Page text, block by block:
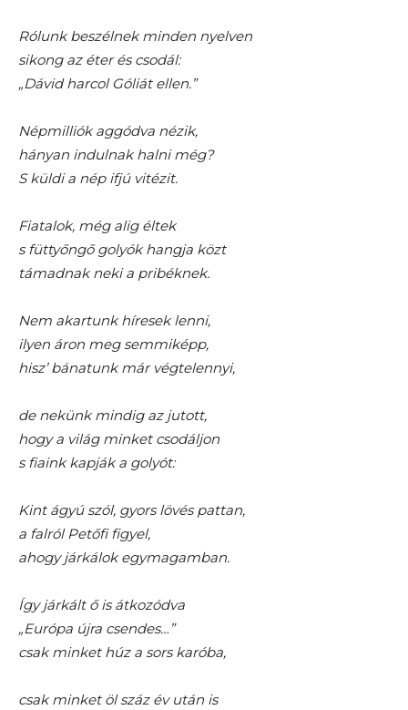
Rólunk beszélnek minden nyelven
sikong az éter és csodál:
„Dávid harcol Góliát ellen.”
Népmilliók aggódva nézik,
hányan indulnak halni még?
S küldi a nép ifjú vitézit.
Fiatalok, még alig éltek
s füttyőngő golyók hangja közt
támadnak neki a pribéknek.
Nem akartunk híresek lenni,
ilyen áron meg semmiképp,
hisz’ bánatunk már végtelennyi,
de nekünk mindig az jutott,
hogy a világ minket csodáljon
s fiaink kapják a golyót:
Kint ágyú szól, gyors lövés pattan,
a falról Petőfi figyel,
ahogy járkálok egymagamban.
Így járkált ő is átkozódva
„Európa újra csendes…”
csak minket húz a sors karóba,
csak minket öl száz év után is